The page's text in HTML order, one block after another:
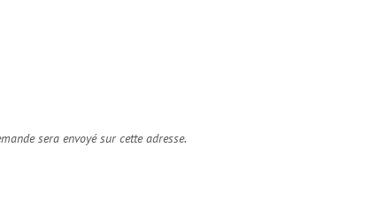
sera envoyé sur cette adresse.